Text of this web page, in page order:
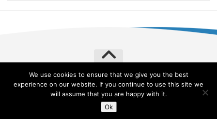
飞常旅客 VERYLVKE © 2026. All Rights Reserved.
Powered byWordPress. Theme byAlx
We use cookies to ensure that we give you the best
experience on our website. If you continue to use this site we
will assume that you are happy with it.
Ok